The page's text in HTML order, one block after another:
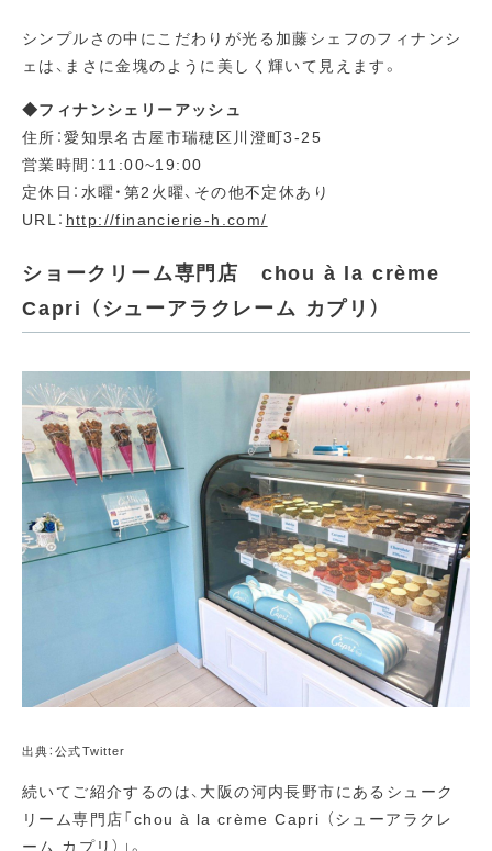
シンプルさの中にこだわりが光る加藤シェフのフィナンシ
ェは、まさに金塊のように美しく輝いて見えます。
◆フィナンシェリーアッシュ
住所：愛知県名古屋市瑞穂区川澄町3-25
営業時間：11:00~19:00
定休日：水曜・第2火曜、その他不定休あり
URL： http://financierie-h.com/
ショークリーム専門店 chou à la crème
Capri （シューアラクレーム カプリ）
出典：公式Twitter
続いてご紹介するのは、大阪の河内長野市にあるシューク
リーム専門店「chou à la crème Capri （シューアラクレ
ーム カプリ）」。